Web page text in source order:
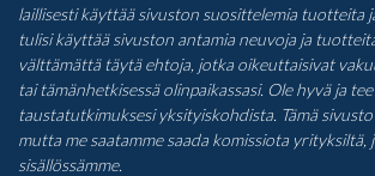
laillisesti käyttää sivuston suosittelemia tuotteita
tulisi käyttää sivuston antamia neuvoja ja
välttämättä täytä ehtoja, jotka oikeuttaisivat
tai tämänhetkisessä olinpaikassasi. Ole hyvä ja
taustatutkimuksesi yksityiskohdista. Tämä
mutta me saatamme saada komissiota yrityksiltä,
sisällössämme.